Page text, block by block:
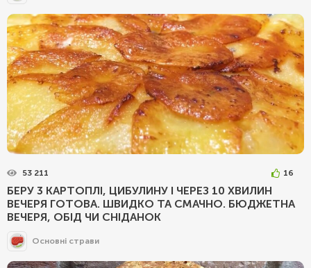
53 211 16
БЕРУ 3 КАРТОПЛІ, ЦИБУЛИНУ І ЧЕРЕЗ 10 ХВИЛИН
ВЕЧЕРЯ ГОТОВА. ШВИДКО ТА СМАЧНО. БЮДЖЕТНА
ВЕЧЕРЯ, ОБІД ЧИ СНІДАНОК
Основні страви